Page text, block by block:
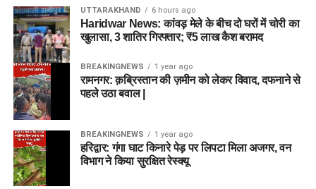
UTTARAKHAND 6 hours ago
Haridwar News: कांवड़ मेले के बीच दो घरों में चोरी का
खुलासा, 3 शातिर गिरफ्तार; ₹5 लाख कैश बरामद
BREAKINGNEWS 1 year ago
रामनगर: क़ब्रिस्तान की ज़मीन को लेकर विवाद, दफनाने से
पहले उठा बवाल |
BREAKINGNEWS 1 year ago
हरिद्वार: गंगा घाट किनारे पेड़ पर लिपटा मिला अजगर, वन
विभाग ने किया सुरक्षित रेस्क्यू